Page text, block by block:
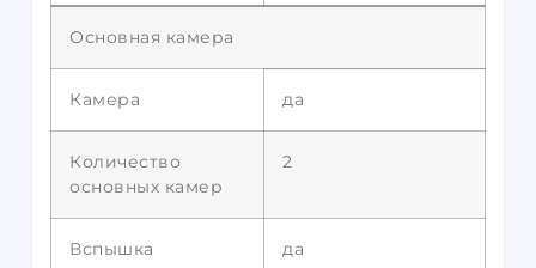
Основная камера
Камера да
Количество
основных камер
2
Вспышка да